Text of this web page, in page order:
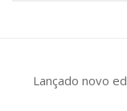
Lançado novo